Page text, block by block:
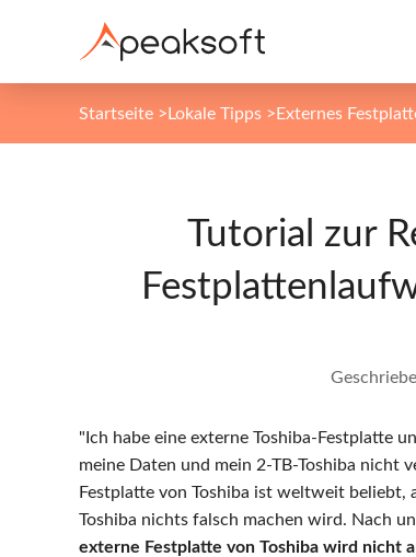
Startseite >Lokale Tipps >Externes
Tutorial zur
"Ich habe eine externe Toshiba-Festplatte
meine Daten und mein 2-TB-Toshiba nicht
Festplatte von Toshiba ist weltweit beliebt,
Toshiba nichts falsch machen wird. Nach
externe Festplatte von Toshiba wird nicht